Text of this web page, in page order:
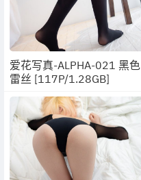
爱花写真-ALPHA-021 黑色
雷丝 [117P/1.28GB]